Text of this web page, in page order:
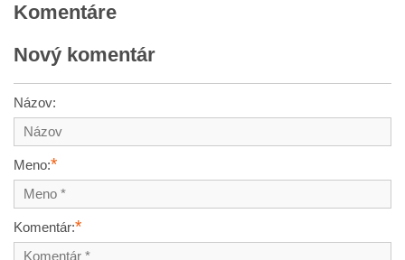
Komentáre
Nový komentár
Názov:
Meno:*
Komentár:*